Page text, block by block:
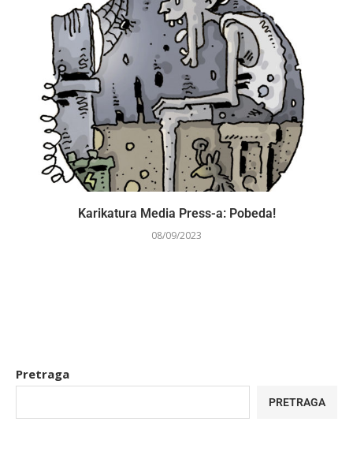
Karikatura Media Press-a: Pobeda!
08/09/2023
Pretraga
PRETRAGA